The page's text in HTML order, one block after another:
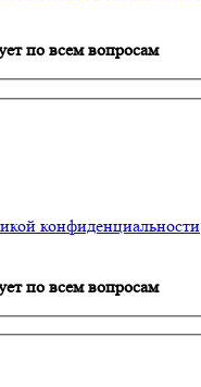
по всем вопросам
конфиденциальности
по всем вопросам